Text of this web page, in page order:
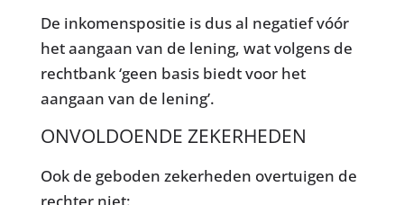
De inkomenspositie is dus al negatief vóór
het aangaan van de lening, wat volgens de
rechtbank ‘geen basis biedt voor het
aangaan van de lening’.
ONVOLDOENDE ZEKERHEDEN
Ook de geboden zekerheden overtuigen de